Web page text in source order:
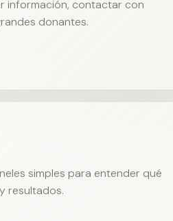
información, contactar con
donantes.
simples para entender qué
resultados.